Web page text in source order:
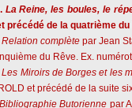
La Reine, les boules, le
précédé de la quatrième
Relation complète par Jean
du Rêve. Ex.
Les Miroirs de Borges et les
et précédé de la suite
Bibliographie Butorienne par